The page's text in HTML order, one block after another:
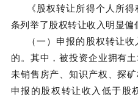
《股权转让所得个人所
条列举了股权转让收入明显偏
（一）申报的股权转让
的。其中，被投资企业拥有
未销售房产、知识产权、探
申报的股权转让收入低于股